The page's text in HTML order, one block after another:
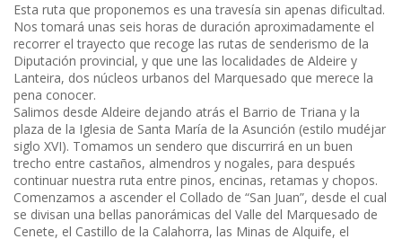
Esta ruta que proponemos es una travesía sin apenas dificultad.
Nos tomará unas seis horas de duración aproximadamente el
recorrer el trayecto que recoge las rutas de senderismo de la
Diputación provincial, y que une las localidades de Aldeire y
Lanteira, dos núcleos urbanos del Marquesado que merece la
pena conocer.
Salimos desde Aldeire dejando atrás el Barrio de Triana y la
plaza de la Iglesia de Santa María de la Asunción (estilo mudéjar
siglo XVI). Tomamos un sendero que discurrirá en un buen
trecho entre castaños, almendros y nogales, para después
continuar nuestra ruta entre pinos, encinas, retamas y chopos.
Comenzamos a ascender el Collado de “San Juan”, desde el cual
se divisan una bellas panorámicas del Valle del Marquesado de
Cenete, el Castillo de la Calahorra, las Minas de Alquife, el